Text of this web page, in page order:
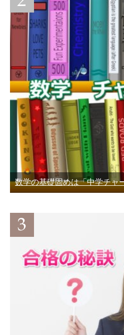
数学の基礎固めは「中学チャ